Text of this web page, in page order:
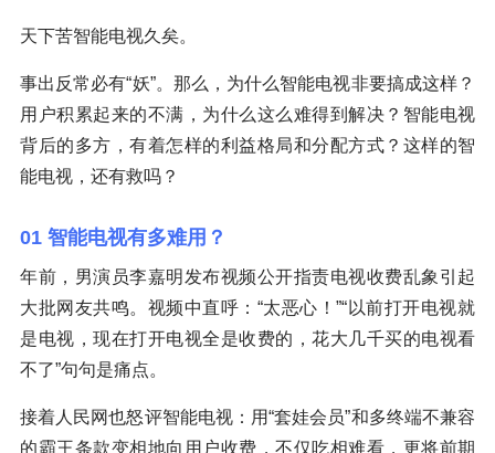
天下苦智能电视久矣。
事出反常必有“妖”。那么，为什么智能电视非要搞成这样？
用户积累起来的不满，为什么这么难得到解决？智能电视
背后的多方，有着怎样的利益格局和分配方式？这样的智
能电视，还有救吗？
01 智能电视有多难用？
年前，男演员李嘉明发布视频公开指责电视收费乱象引起
大批网友共鸣。视频中直呼：“太恶心！”“以前打开电视就
是电视，现在打开电视全是收费的，花大几千买的电视看
不了”句句是痛点。
接着人民网也怒评智能电视：用“套娃会员”和多终端不兼容
的霸王条款变相地向用户收费，不仅吃相难看，更将前期